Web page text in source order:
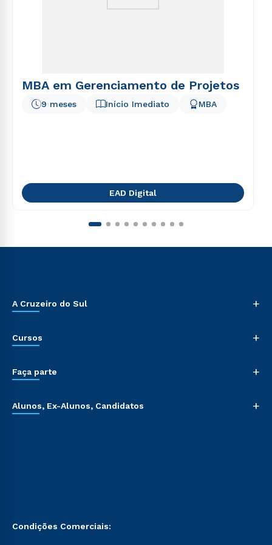
MBA em Gerenciamento de Projetos
Início Imediato
9 meses MBA
EAD Digital
A Cruzeiro do Sul +
Cursos +
Faça parte +
Alunos, Ex-Alunos, Candidatos +
Condições Comerciais: